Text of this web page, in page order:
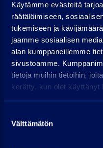
Käytämme evästeitä
räätälöimiseen,
tukemiseen ja
jaamme sosiaalisen
alan kumppaneillemme
sivustoamme.
tietoja muihin tietoihin,
kerätty, kun olet käyttänyt
valinta
Välttämätön
Käsittelymaksu
Korko
Maksuerät
Todellinen
Luottokustannukset
Hae rahoitusta